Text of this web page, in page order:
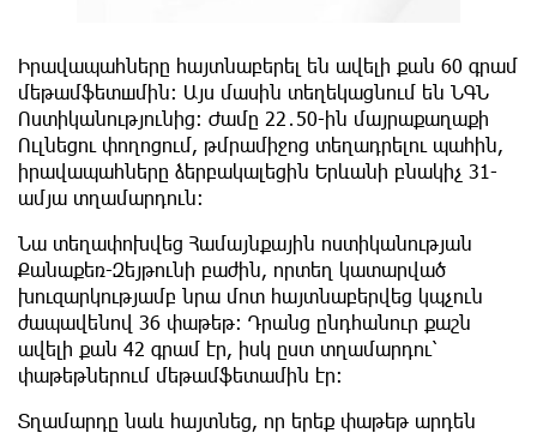
Իրավապահները հայտնաբերել են ավելի քան 60 գրամ
մեթամֆետшմին: Այս մասին տեղեկացնում են ՆԳՆ
Ոստիկանությունից: Ժամը 22․50-ին մայրաքաղաքի
Ուլնեցու փողոցում, թմրամիջոց տեղադրելու պահին,
իրավապահները ձերբակալեցին Երևանի բնակիչ 31-
ամյա տղամարդուն։
Նա տեղափոխվեց Համայնքային ոստիկանության
Քանաքեռ-Զեյթունի բաժին, որտեղ կատարված
խուզարկությամբ նրա մոտ հայտնաբերվեց կպչուն
ժապավենով 36 փաթեթ։ Դրանց ընդհանուր քաշն
ավելի քան 42 գրամ էր, իսկ ըստ տղամարդու՝
փաթեթներում մեթամֆետամին էր։
Տղամարդը նաև հայտնեց, որ երեք փաթեթ արդեն